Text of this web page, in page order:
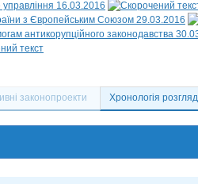
управління 16.03.2016
з Європейським Союзом 29.03.2016
антикорупційного законодавства
законопроекти Хронологія